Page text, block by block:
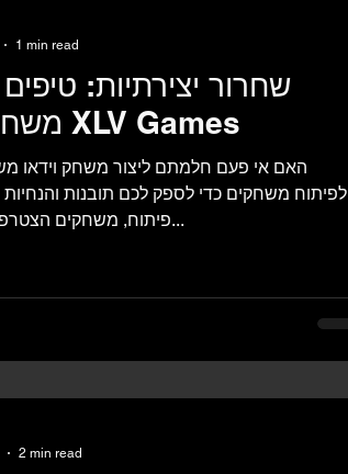
שחרור יצירתיות:
משחקים עם XLV Games
האם אי פעם חלמתם ליצור משחק וידאו
לפיתוח משחקים כדי לספק לכם תובנות והנחיות
פיתוח, משחקים הצטרפו אלינו למסע...
1 min read
2 min read